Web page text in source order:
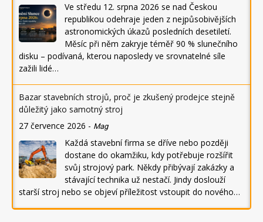
Ve středu 12. srpna 2026 se nad Českou
republikou odehraje jeden z nejpůsobivějších
astronomických úkazů posledních desetiletí.
Měsíc při něm zakryje téměř 90 % slunečního
disku – podívaná, kterou naposledy ve srovnatelné síle
zažili lidé…
Bazar stavebních strojů, proč je zkušený prodejce stejně
důležitý jako samotný stroj
27 července 2026 - Mag
Každá stavební firma se dříve nebo později
dostane do okamžiku, kdy potřebuje rozšířit
svůj strojový park. Někdy přibývají zakázky a
stávající technika už nestačí. Jindy doslouží
starší stroj nebo se objeví příležitost vstoupit do nového…